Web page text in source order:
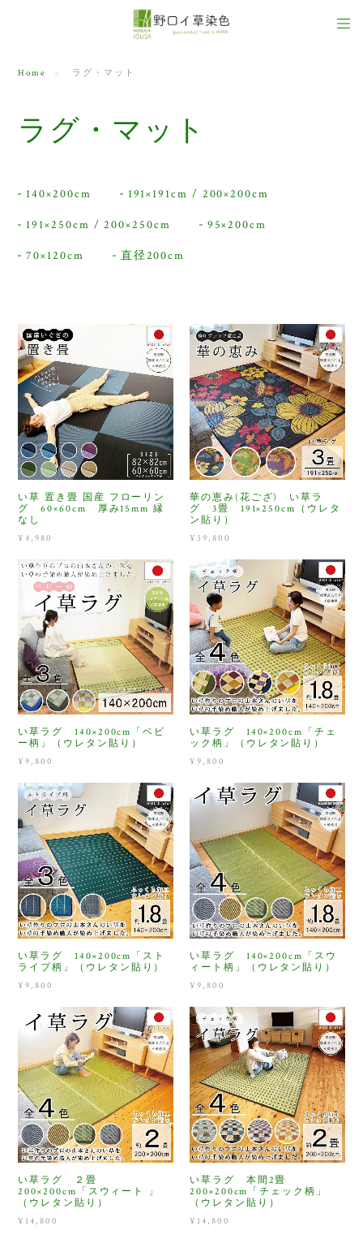
Home ラグ・マット
ラグ・マット
140×200cm 191×191cm / 200×200cm
191×250cm / 200×250cm 95×200cm
70×120cm 直径200cm
い草 置き畳 国産 フローリン
グ 60×60cm 厚み15mm 縁
なし
¥4,980
華の恵み(花ござ) い草ラ
グ 3畳 191×250cm（ウレタ
ン貼り）
¥39,800
い草ラグ 140×200cm「ベビ
ー柄」（ウレタン貼り）
¥9,800
い草ラグ 140×200cm「チェ
ック柄」（ウレタン貼り）
¥9,800
い草ラグ 140×200cm「スト
ライプ柄」（ウレタン貼り）
¥9,800
い草ラグ 140×200cm「スウ
ィート柄」（ウレタン貼り）
¥9,800
い草ラグ ２畳
200×200cm「スウィート 」
（ウレタン貼り）
¥14,800
い草ラグ 本間2畳
200×200cm「チェック柄」
（ウレタン貼り）
¥14,800